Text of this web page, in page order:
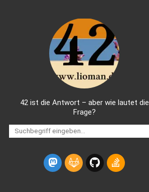
42 ist die Antwort – aber wie lautet die
Frage?